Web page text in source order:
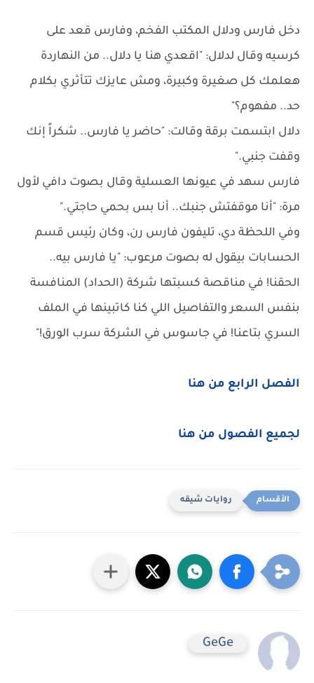
دخل فارس ودلال المكتب الفخم، وفارس قعد على
كرسيه وقال لدلال: "اقعدي هنا يا دلال.. من النهاردة
هعلمك كل صغيرة وكبيرة، ومش عايزك تتأثري بكلام
حد.. مفهوم؟"
دلال ابتسمت برقة وقالت: "حاضر يا فارس.. شكراً إنك
وقفت جنبي."
فارس سهد في عيونها العسلية وقال بصوت دافي لأول
مرة: "أنا موقفتش جنبك.. أنا بس بحمي حاجتي."
وفي اللحظة دي، تليفون فارس رن، وكان رئيس قسم
الحسابات بيقول له بصوت مرعوب: "يا فارس بيه..
الحقنا! في مناقصة كسبتها شركة (الحداد) المنافسة
بنفس السعر والتفاصيل اللي كنا كاتبينها في الملف
السري بتاعنا! في جاسوس في الشركة سرب الورق!"
الفصل الرابع من هنا
لجميع الفصول من هنا
روايات شيقه
GeGe